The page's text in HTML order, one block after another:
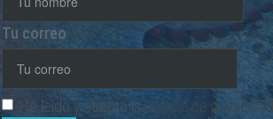
Tu correo
He leído y acepto la política de privacidad